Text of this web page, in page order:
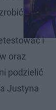
i
oraz
podzielić
Justyna